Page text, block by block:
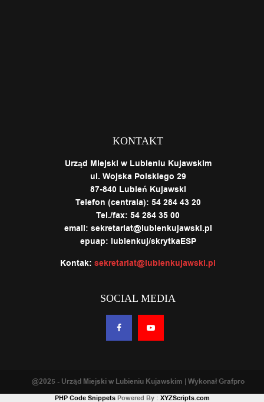
KONTAKT
Urząd Miejski w Lubieniu Kujawskim
ul. Wojska Polskiego 29
87-840 Lubień Kujawski
Telefon (centrala): 54 284 43 20
Tel./fax: 54 284 35 00
email: sekretariat@lubienkujawski.pl
epuap: lubienkuj/skrytkaESP
Kontak: sekretariat@lubienkujawski.pl
SOCIAL MEDIA
@2025 - Urząd Miejski w Lubieniu Kujawskim | Wykonał Grafpro
PHP Code SnippetsPowered By : XYZScripts.com